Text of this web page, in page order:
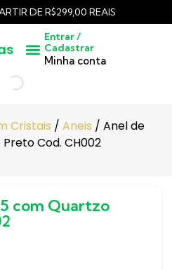
DE R$299,00 REAIS
Entrar /
Cadastrar
Minha conta
Cristais / Aneis / Anel de
Cod. CH002
com Quartzo